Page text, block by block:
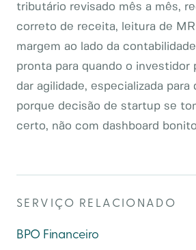
tributário revisado mês a mês,
correto de receita, leitura de
margem ao lado da
pronta para quando o investidor
dar agilidade, especializada
porque decisão de startup se
certo, não com dashboard
SERVIÇO RELACIONADO
BPO Financeiro